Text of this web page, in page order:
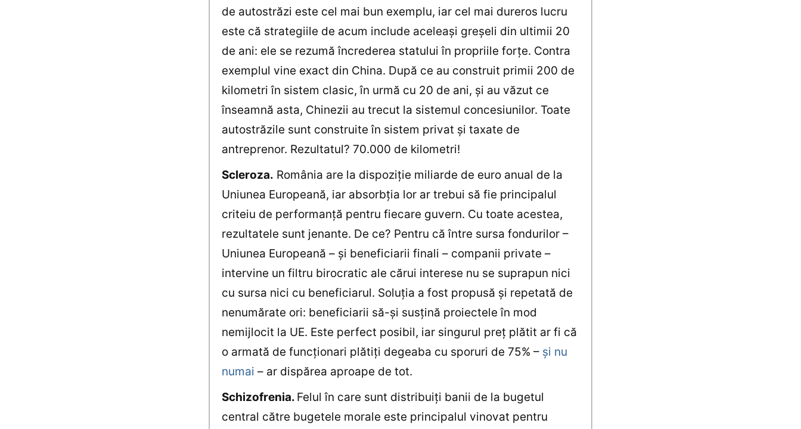
de autostrăzi este cel mai bun exemplu, iar cel mai dureros lucru
este că strategiile de acum include aceleaşi greşeli din ultimii 20
de ani: ele se rezumă încrederea statului în propriile forţe. Contra
exemplul vine exact din China. După ce au construit primii 200 de
kilometri în sistem clasic, în urmă cu 20 de ani, şi au văzut ce
înseamnă asta, Chinezii au trecut la sistemul concesiunilor. Toate
autostrăzile sunt construite în sistem privat şi taxate de
antreprenor. Rezultatul? 70.000 de kilometri!
Scleroza. România are la dispoziţie miliarde de euro anual de la
Uniunea Europeană, iar absorbţia lor ar trebui să fie principalul
criteiu de performanţă pentru fiecare guvern. Cu toate acestea,
rezultatele sunt jenante. De ce? Pentru că între sursa fondurilor –
Uniunea Europeană – şi beneficiarii finali – companii private –
intervine un filtru birocratic ale cărui interese nu se suprapun nici
cu sursa nici cu beneficiarul. Soluţia a fost propusă şi repetată de
nenumărate ori: beneficiarii să-şi susţină proiectele în mod
nemijlocit la UE. Este perfect posibil, iar singurul preţ plătit ar fi că
o armată de funcţionari plătiţi degeaba cu sporuri de 75% – şi nu
numai – ar dispărea aproape de tot.
Schizofrenia. Felul în care sunt distribuiţi banii de la bugetul
central către bugetele morale este principalul vinovat pentru